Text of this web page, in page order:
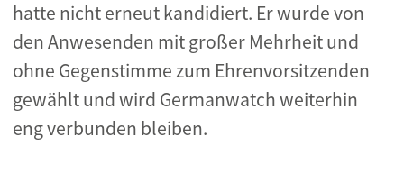
hatte nicht erneut kandidiert. Er wurde von
den Anwesenden mit großer Mehrheit und
ohne Gegenstimme zum Ehrenvorsitzenden
gewählt und wird Germanwatch weiterhin
eng verbunden bleiben.